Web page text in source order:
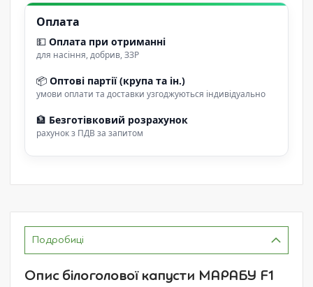
Оплата
💵 Оплата при отриманні
для насіння, добрив, ЗЗР
📦 Оптові партії (крупа та ін.)
умови оплати та доставки узгоджуються індивідуально
🏦 Безготівковий розрахунок
рахунок з ПДВ за запитом
Подробиці
Опис білоголової капусти МАРАБУ F1